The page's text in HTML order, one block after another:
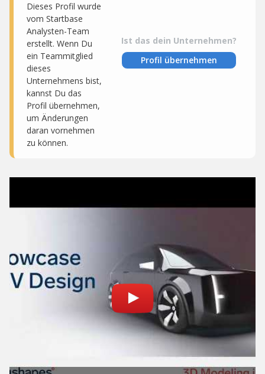
Dieses Profil wurde
vom Startbase
Analysten-Team
erstellt. Wenn Du
ein Teammitglied
dieses
Unternehmens bist,
kannst Du das
Profil übernehmen,
um Änderungen
daran vornehmen
zu können.
Ist das dein Unternehmen?
Profil übernehmen